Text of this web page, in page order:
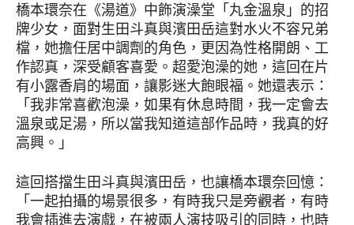
橋本環奈在《湯道》中飾演澡堂「丸金溫泉」的招
牌少女，面對生田斗真與濱田岳這對水火不容兄弟
檔，她擔任居中調劑的角色，更因為性格開朗、工
作認真，深受顧客喜愛。超愛泡澡的她，這回在片
有小露香肩的場面，讓影迷大飽眼福。她還表示：
「我非常喜歡泡澡，如果有休息時間，我一定會去
溫泉或足湯，所以當我知道這部作品時，我真的好
高興。」
這回搭擋生田斗真與濱田岳，也讓橋本環奈回憶：
「一起拍攝的場景很多，有時我只是旁觀者，有時
我會插進去演戲，在被兩人演技吸引的同時，也時